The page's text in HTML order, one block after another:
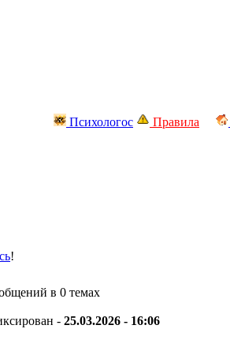
Психологос Правила
!
в 0 темах
- 25.03.2026 - 16:06